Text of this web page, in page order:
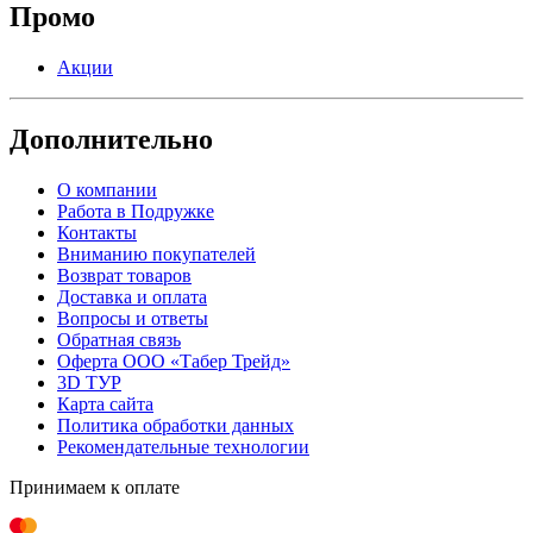
Промо
Акции
Дополнительно
О компании
Работа в Подружке
Контакты
Вниманию покупателей
Возврат товаров
Доставка и оплата
Вопросы и ответы
Обратная связь
Оферта ООО «Табер Трейд»
3D ТУР
Карта сайта
Политика обработки данных
Рекомендательные технологии
Принимаем к оплате